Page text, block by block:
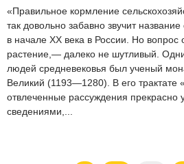
«Правильное кормление
так довольно забавно звучит
в начале XX века в России. Но вопрос
растение,— далеко не шутливый.
людей средневековья был ученый
Великий (1193—1280). В его трактате
отвлеченные рассуждения прекрасно
сведениями,...